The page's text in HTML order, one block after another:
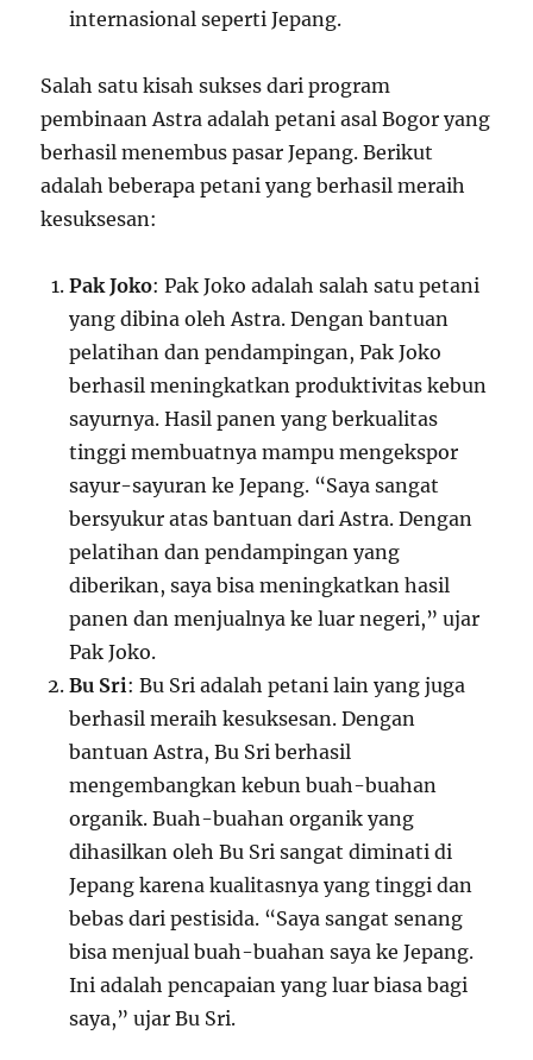
internasional seperti Jepang.
Salah satu kisah sukses dari program
pembinaan Astra adalah petani asal Bogor yang
berhasil menembus pasar Jepang. Berikut
adalah beberapa petani yang berhasil meraih
kesuksesan:
Pak Joko: Pak Joko adalah salah satu petani
yang dibina oleh Astra. Dengan bantuan
pelatihan dan pendampingan, Pak Joko
berhasil meningkatkan produktivitas kebun
sayurnya. Hasil panen yang berkualitas
tinggi membuatnya mampu mengekspor
sayur-sayuran ke Jepang. “Saya sangat
bersyukur atas bantuan dari Astra. Dengan
pelatihan dan pendampingan yang
diberikan, saya bisa meningkatkan hasil
panen dan menjualnya ke luar negeri,” ujar
Pak Joko.
Bu Sri: Bu Sri adalah petani lain yang juga
berhasil meraih kesuksesan. Dengan
bantuan Astra, Bu Sri berhasil
mengembangkan kebun buah-buahan
organik. Buah-buahan organik yang
dihasilkan oleh Bu Sri sangat diminati di
Jepang karena kualitasnya yang tinggi dan
bebas dari pestisida. “Saya sangat senang
bisa menjual buah-buahan saya ke Jepang.
Ini adalah pencapaian yang luar biasa bagi
saya,” ujar Bu Sri.